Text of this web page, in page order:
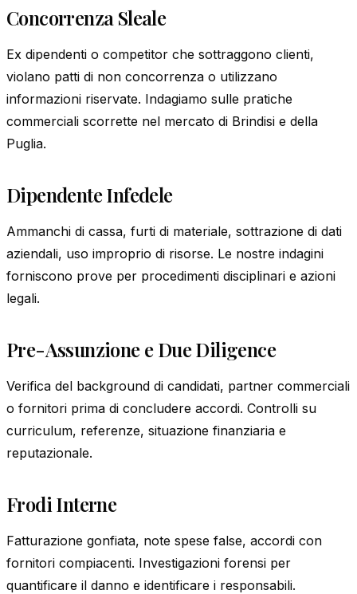
Concorrenza Sleale
Ex dipendenti o competitor che sottraggono clienti,
violano patti di non concorrenza o utilizzano
informazioni riservate. Indagiamo sulle pratiche
commerciali scorrette nel mercato di Brindisi e della
Puglia.
Dipendente Infedele
Ammanchi di cassa, furti di materiale, sottrazione di dati
aziendali, uso improprio di risorse. Le nostre indagini
forniscono prove per procedimenti disciplinari e azioni
legali.
Pre-Assunzione e Due Diligence
Verifica del background di candidati, partner commerciali
o fornitori prima di concludere accordi. Controlli su
curriculum, referenze, situazione finanziaria e
reputazionale.
Frodi Interne
Fatturazione gonfiata, note spese false, accordi con
fornitori compiacenti. Investigazioni forensi per
quantificare il danno e identificare i responsabili.